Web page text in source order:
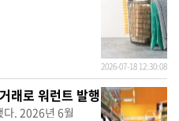
2026-07-18 12:30:08
래로 워런트 발행
)가 공시를 발표했다. 2026년 6월